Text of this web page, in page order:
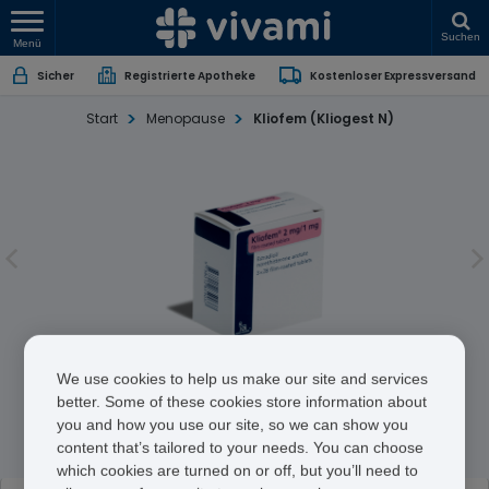
Menü
Suchen
Sicher Registrierte Apotheke Kostenloser Expressversand
Start Menopause Kliofem (Kliogest N)
Kliofem (Kliogest N)
Estradiol Hemihydrate/Norethisterone Acetate
We use cookies to help us make our site and services
better. Some of these cookies store information about
you and how you use our site, so we can show you
content that’s tailored to your needs. You can choose
which cookies are turned on or off, but you’ll need to